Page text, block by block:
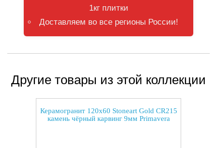
1кг плитки
Доставляем во все регионы России!
Другие товары из этой коллекции
Керамогранит 120x60 Stoneart Gold CR215
камень чёрный карвинг 9мм Primavera